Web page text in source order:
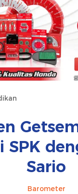
SPK
Sario
Barometer